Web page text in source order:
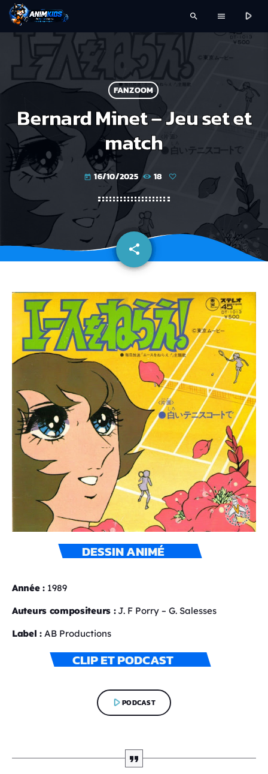
search menu play_arrow
FANZOOM
Bernard Minet – Jeu set et
match
today 16/10/2025 18
share
email
DESSIN ANIMÉ
Année : 1989
Auteurs compositeurs :J. F Porry – G. Salesses
Label : AB Productions
CLIP ET PODCAST
play_arrowPODCAST